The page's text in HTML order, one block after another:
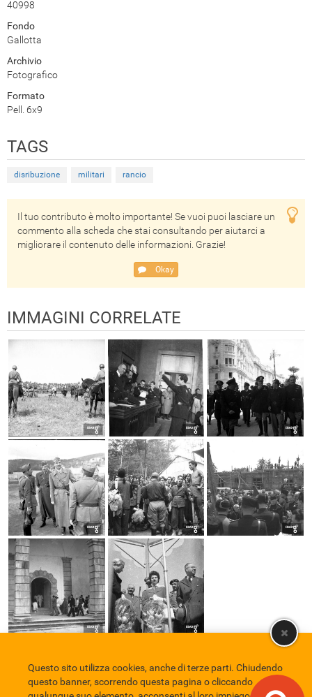
40998
Fondo
Gallotta
Archivio
Fotografico
Formato
Pell. 6x9
TAGS
disribuzione militari rancio
Il tuo contributo è molto importante! Se vuoi puoi lasciare un
commento alla scheda che stai consultando per aiutarci a
migliorare il contenuto delle informazioni. Grazie!
Okay
IMMAGINI CORRELATE
Comune di Eboli Servizio Bibliotecario Nazionale
Privacy policy
Credits
Questo sito utilizza cookies, anche di terze parti. Chiudendo
questo banner, scorrendo questa pagina o cliccando